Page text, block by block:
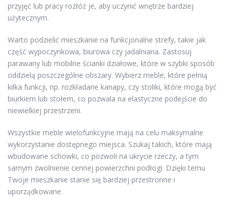
przyjęć lub pracy rozłóż je, aby uczynić wnętrze bardziej
użytecznym.
Warto podzielić mieszkanie na funkcjonalne strefy, takie jak
część wypoczynkowa, biurowa czy jadalniana. Zastosuj
parawany lub mobilne ścianki działowe, które w szybki sposób
oddzielą poszczególne obszary. Wybierz meble, które pełnią
kilka funkcji, np. rozkładane kanapy, czy stoliki, które mogą być
biurkiem lub stołem, co pozwala na elastyczne podejście do
niewielkiej przestrzeni.
Wszystkie meble wielofunkcyjne mają na celu maksymalne
wykorzystanie dostępnego miejsca. Szukaj takich, które mają
wbudowane schowki, co pozwoli na ukrycie rzeczy, a tym
samym zwolnienie cennej powierzchni podłogi. Dzięki temu
Twoje mieszkanie stanie się bardziej przestronne i
uporządkowane.